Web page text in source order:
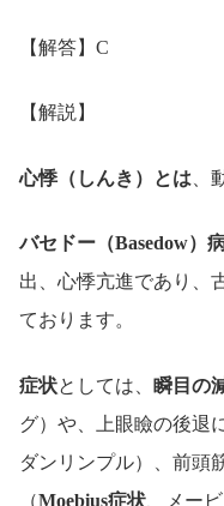
【解答】C
【解説】
心悸（しんき）とは 、
バセドー（Basedow）
出、心悸亢進であり、
ております。
症状としては、 瞬目の
グ）や、上眼瞼の後退
ダンリンプル）、前頭
（Moebius症状 、メー